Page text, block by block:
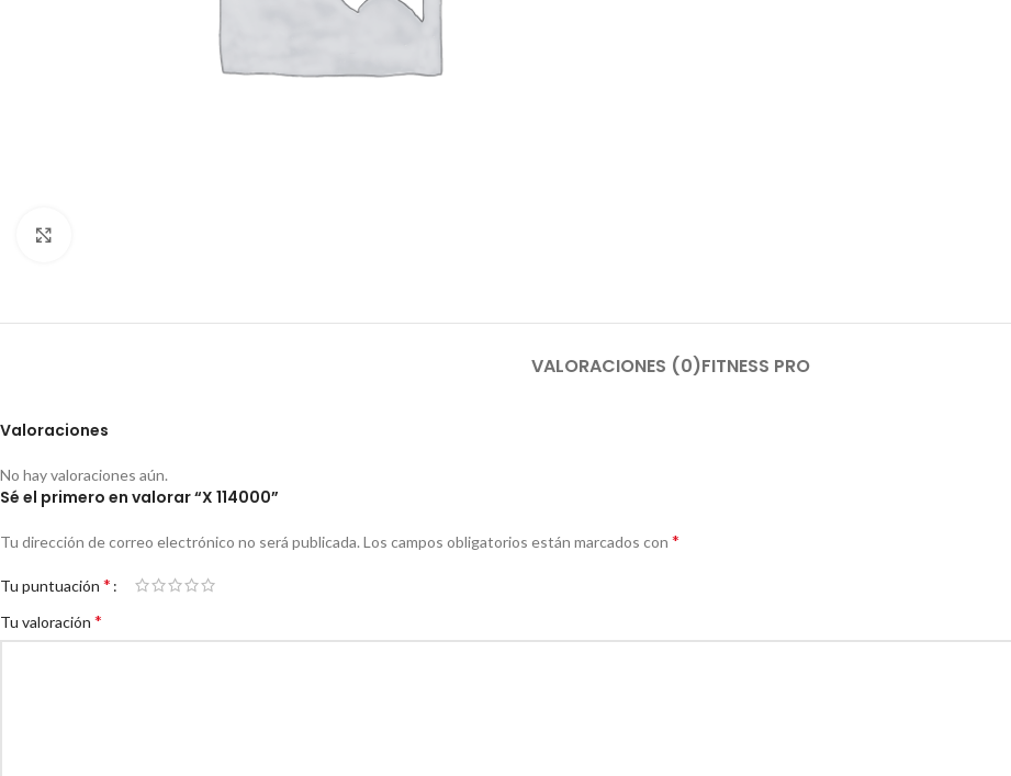
VALORACIONES (0)FITNESS PRO
Valoraciones
No hay valoraciones aún.
Sé el primero en valorar “X 114000”
Tu dirección de correo electrónico no será publicada. Los campos obligatorios están marcados con *
Tu puntuación *
Tu valoración *